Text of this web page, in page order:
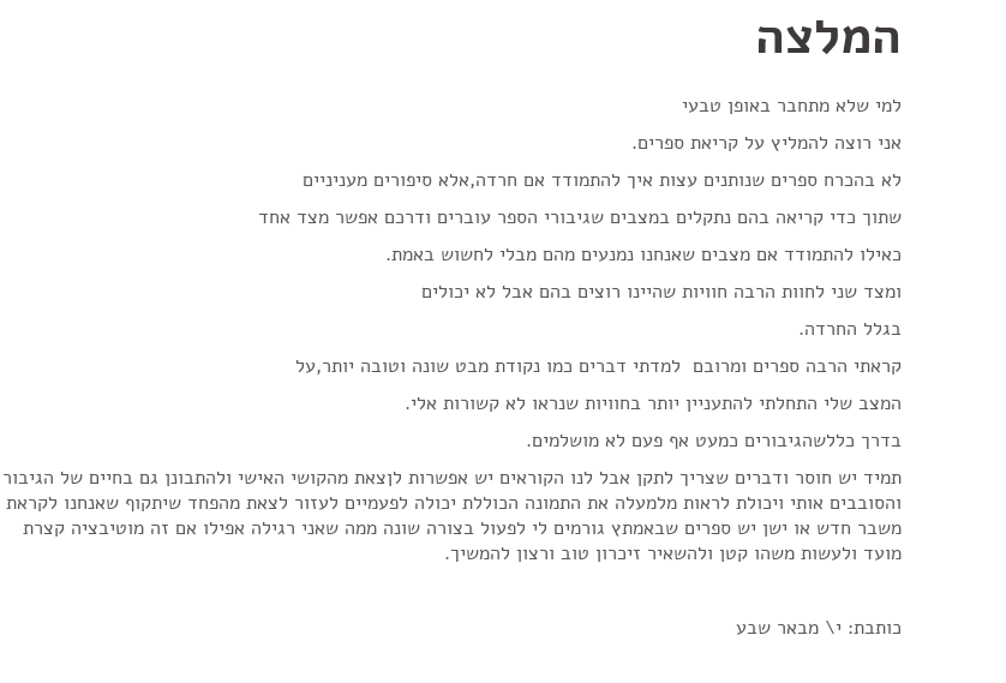
המלצה
למי שלא מתחבר באופן טבעי
אני רוצה להמליץ על קריאת ספרים.
לא בהכרח ספרים שנותנים עצות איך להתמודד אם חרדה,אלא סיפורים מעניניים
שתוך כדי קריאה בהם נתקלים במצבים שגיבורי הספר עוברים ודרכם אפשר מצד אחד
כאילו להתמודד אם מצבים שאנחנו נמנעים מהם מבלי לחשוש באמת.
ומצד שני לחוות הרבה חוויות שהיינו רוצים בהם אבל לא יכולים
בגלל החרדה.
קראתי הרבה ספרים ומרובם למדתי דברים כמו נקודת מבט שונה וטובה יותר,על
המצב שלי התחלתי להתעניין יותר בחוויות שנראו לא קשורות אלי.
בדרך כללשהגיבורים כמעט אף פעם לא מושלמים.
תמיד יש חוסר ודברים שצריך לתקן אבל לנו הקוראים יש אפשרות לןצאת מהקושי האישי ולהתבונן גם בחיים של הגיבור
והסובבים אותי ויכולת לראות מלמעלה את התמונה הכוללת יכולה לפעמיים לעזור לצאת מהפחד שיתקוף שאנחנו לקראת
משבר חדש או ישן יש ספרים שבאמתץ גורמים לי לפעול בצורה שונה ממה שאני רגילה אפילו אם זה מוטיבציה קצרת
מועד ולעשות משהו קטן ולהשאיר זיכרון טוב ורצון להמשיך.
כותבת: י\ מבאר שבע